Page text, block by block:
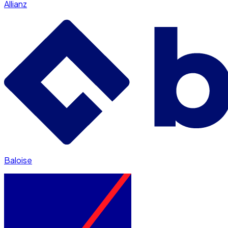
Allianz
Baloise